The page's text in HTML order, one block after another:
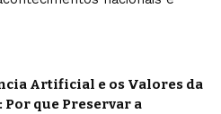
Artificial e os Valores da
que Preservar a